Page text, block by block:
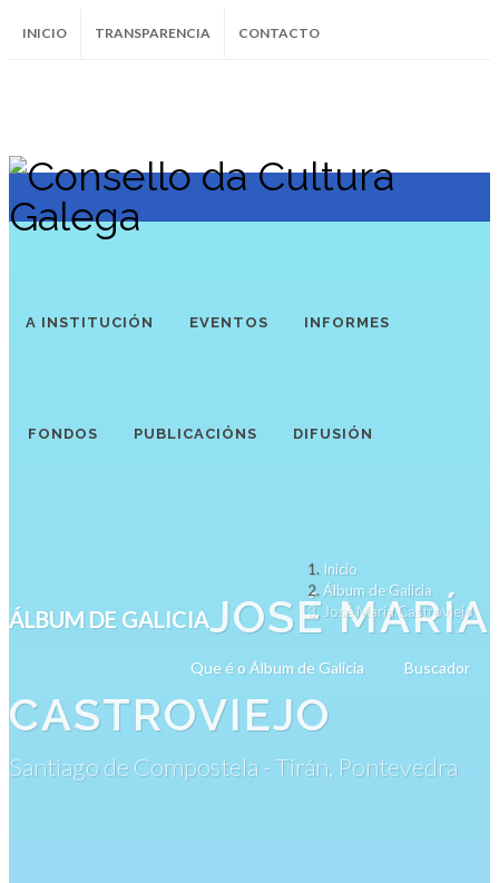
INICIO TRANSPARENCIA CONTACTO
InstagramFacebookTwitter Soundcloud
Youtube
A INSTITUCIÓN EVENTOS INFORMES
FONDOS PUBLICACIÓNS DIFUSIÓN
ÁLBUM DE GALICIA
Que é o Álbum de Galicia Buscador
JOSÉ MARÍA
CASTROVIEJO
Santiago de Compostela - Tirán, Pontevedra
Inicio
Álbum de Galicia
José María Castroviejo